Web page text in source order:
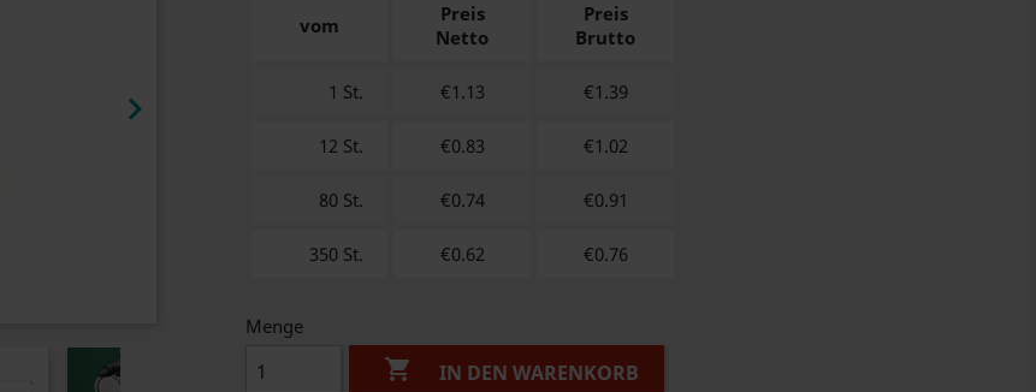

vom
Preis
Netto
Preis
Brutto
1 St. €1.13 €1.39
12 St. €0.83 €1.02
80 St. €0.74 €0.91
350 St. €0.62 €0.76
Menge
 IN DEN WARENKORB